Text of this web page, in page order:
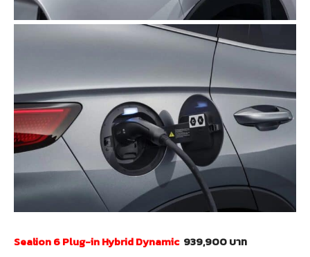
Sealion 6 Plug-in Hybrid Dynamic939,900 บาท